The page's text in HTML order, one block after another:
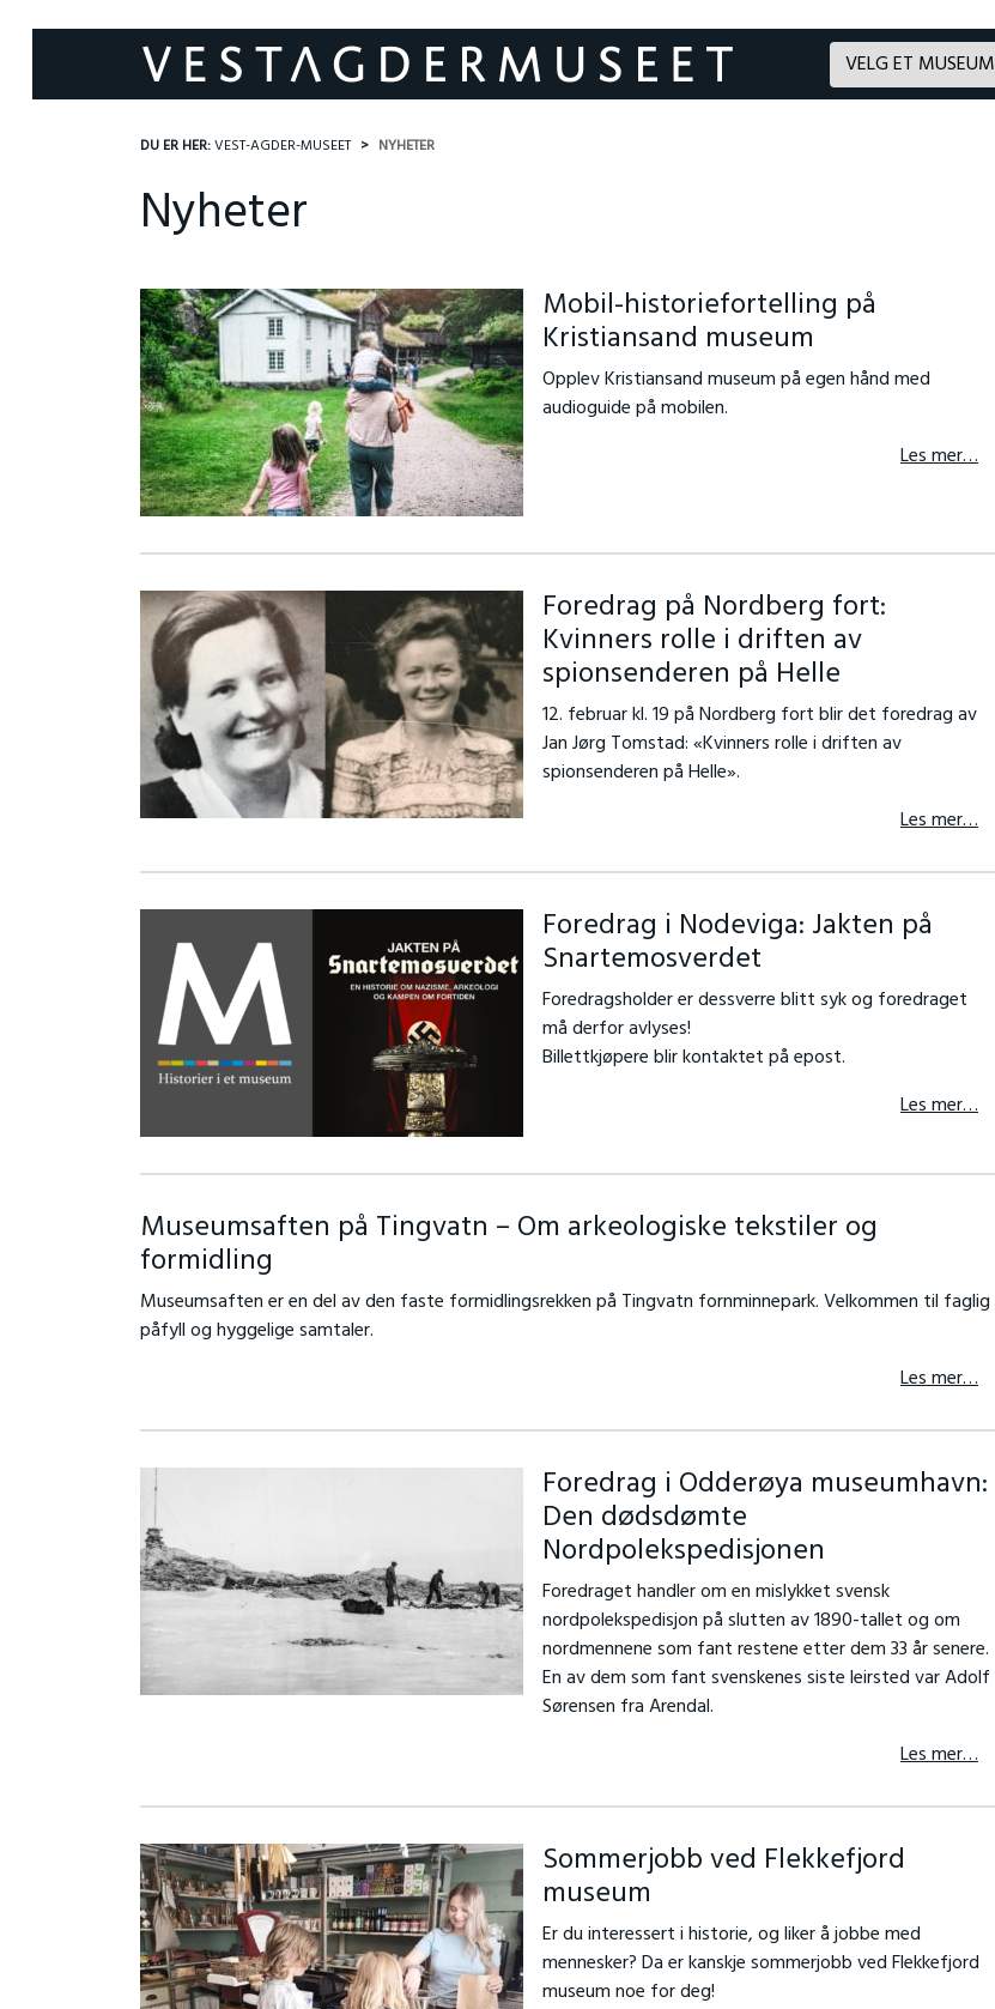
VELG ET MUSEUM
DU ER HER:VEST-AGDER-MUSEET NYHETER
Nyheter
Mobil-historiefortelling på
Kristiansand museum
Opplev Kristiansand museum på egen hånd med
audioguide på mobilen.
Les mer…
Foredrag på Nordberg fort:
Kvinners rolle i driften av
spionsenderen på Helle
12. februar kl. 19 på Nordberg fort blir det foredrag av
Jan Jørg Tomstad: «Kvinners rolle i driften av
spionsenderen på Helle».
Les mer…
Foredrag i Nodeviga: Jakten på
Snartemosverdet
Foredragsholder er dessverre blitt syk og foredraget
må derfor avlyses!
Billettkjøpere blir kontaktet på epost.
Les mer…
Museumsaften på Tingvatn – Om arkeologiske tekstiler og
formidling
Museumsaften er en del av den faste formidlingsrekken på Tingvatn fornminnepark. Velkommen til faglig
påfyll og hyggelige samtaler.
Les mer…
Foredrag i Odderøya museumhavn:
Den dødsdømte
Nordpolekspedisjonen
Foredraget handler om en mislykket svensk
nordpolekspedisjon på slutten av 1890-tallet og om
nordmennene som fant restene etter dem 33 år senere.
En av dem som fant svenskenes siste leirsted var Adolf
Sørensen fra Arendal.
Les mer…
Sommerjobb ved Flekkefjord
museum
Er du interessert i historie, og liker å jobbe med
mennesker? Da er kanskje sommerjobb ved Flekkefjord
museum noe for deg!